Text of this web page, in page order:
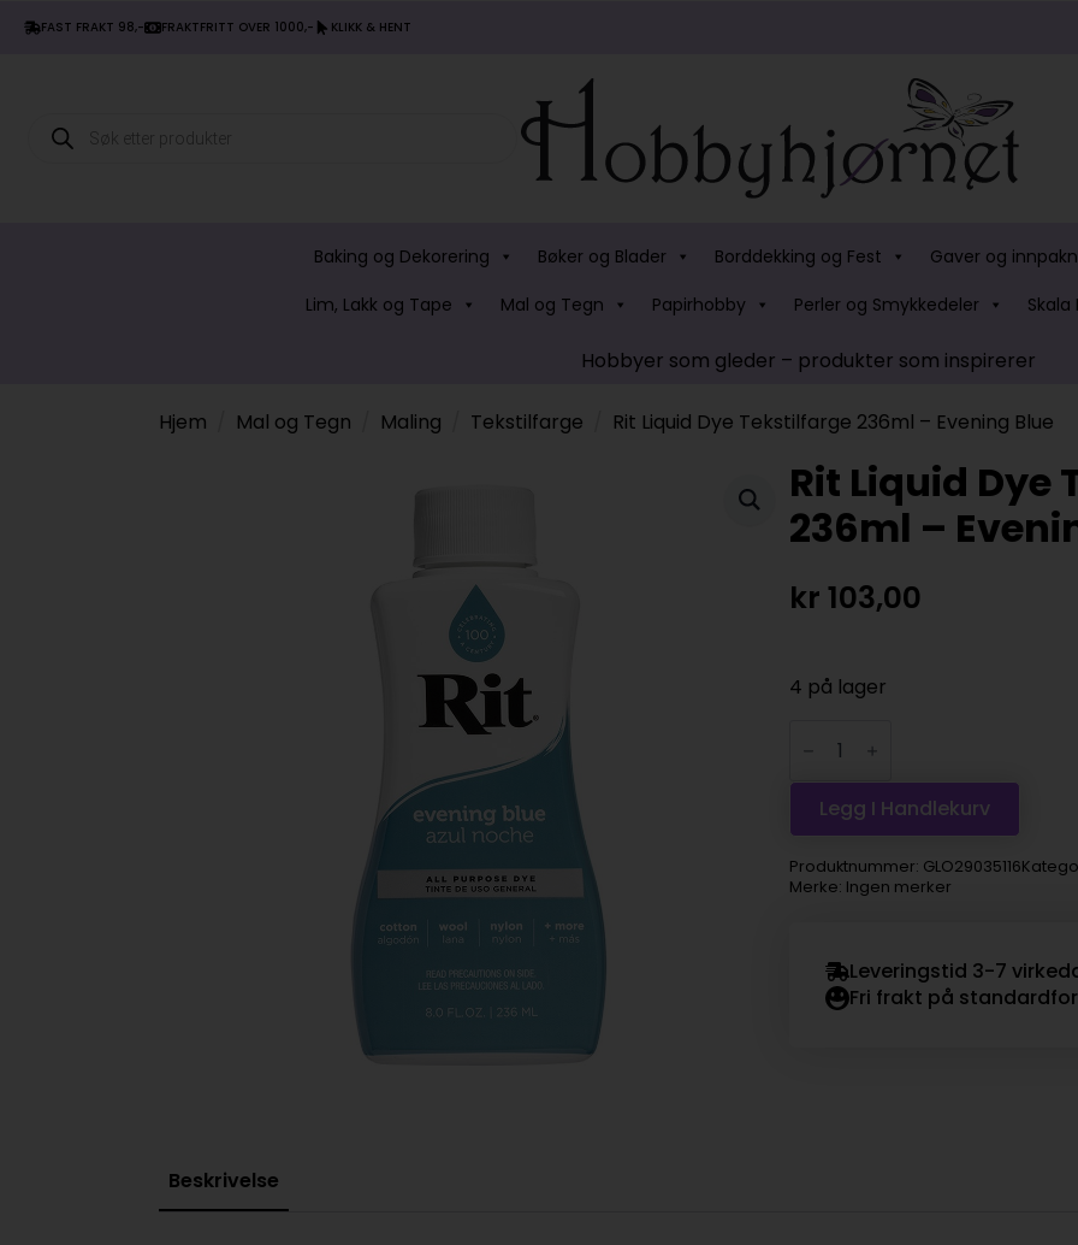
FAST FRAKT 98,- FRAKTFRITT OVER 1000,- KLIKK & HENT
Products
search
Baking og Dekorering Bøker og Blader Borddekking og Fest Gaver og
Lim, Lakk og Tape
Mal og Tegn Papirhobby Perler og Smykkedeler Skala
Hobbyer som gleder – produkter som inspirerer
Hjem Mal og Tegn Maling Tekstilfarge Rit Liquid Dye Tekstilfarge 236ml – Evening Blue
Rit Liquid Dye
236ml –
kr 103,00
4 på lager
Liquid
Tekstilfarge
236ml
Evening
Blue
antall
Legg I Handlekurv
Produktnummer: GLO29035116
Merke: Ingen merker
Leveringstid 3-7
Fri frakt på
Beskrivelse